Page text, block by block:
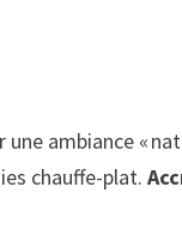
ambiance «
chauffe-plat.